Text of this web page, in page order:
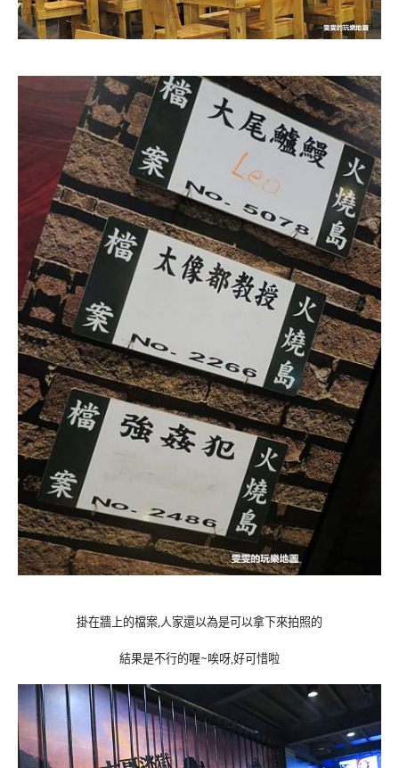
掛在牆上的檔案,人家還以為是可以拿下來拍照的
結果是不行的喔~唉呀,好可惜啦